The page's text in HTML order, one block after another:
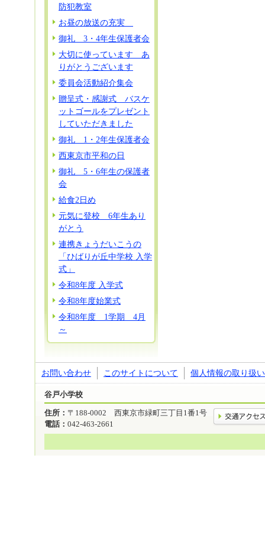
防犯教室
お昼の放送の充実
御礼 3・4年生保護者会
大切に使っています あ
りがとうございます
委員会活動紹介集会
贈呈式・感謝式 バスケ
ットゴールをプレゼント
していただきました
御礼 1・2年生保護者会
西東京市平和の日
御礼 5・6年生の保護者
会
給食2日め
元気に登校 6年生あり
がとう
連携きょうだいこうの
「ひばりが丘中学校 入学
式」
令和8年度 入学式
令和8年度始業式
令和8年度 1学期 4月
～
お問い合わせ このサイトについて 個人情報の取り扱い
谷戸小学校
住所： 〒188-0002 西東京市緑町三丁目1番1号
電話： 042-463-2661